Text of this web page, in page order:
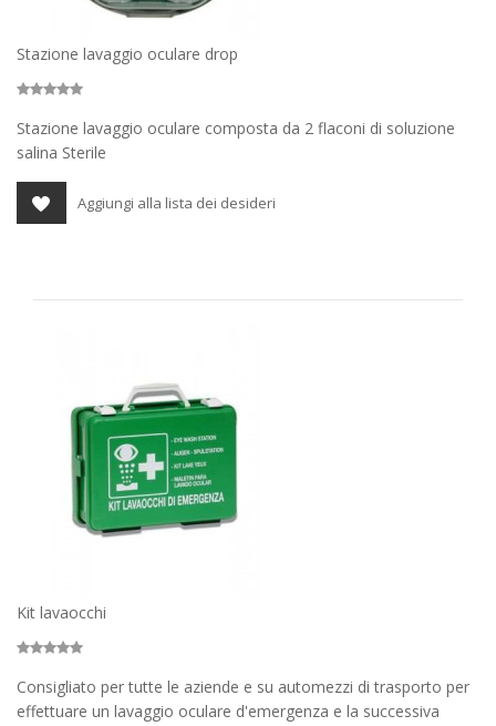
Stazione lavaggio oculare drop
Stazione lavaggio oculare composta da 2 flaconi di soluzione
salina Sterile
Aggiungi alla lista dei desideri
Kit lavaocchi
Consigliato per tutte le aziende e su automezzi di trasporto per
effettuare un lavaggio oculare d'emergenza e la successiva